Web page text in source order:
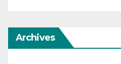
Archives